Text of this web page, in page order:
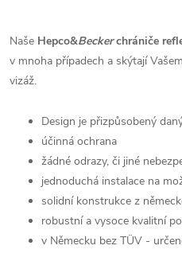
Naše Hepco&Beckerchrániče
v mnoha případech a skýtají
vizáž.
Design je přizpůsobený
účinná ochrana
žádné odrazy, či jiné
jednoduchá instalace na
solidní konstrukce z
robustní a vysoce kvalitní
v Německu bez TÜV -